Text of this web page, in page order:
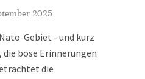
2025
Gebiet - und kurz
böse Erinnerungen
die